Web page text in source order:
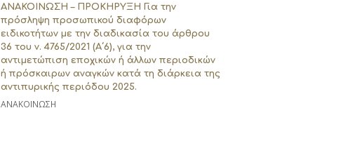
ΑΝΑΚΟΙΝΩΣΗ – ΠΡΟΚΗΡΥΞΗ Για την
πρόσληψη προσωπικού διαφόρων
ειδικοτήτων με την διαδικασία του άρθρου
36 του ν. 4765/2021 (Α΄6), για την
αντιμετώπιση εποχικών ή άλλων περιοδικών
ή πρόσκαιρων αναγκών κατά τη διάρκεια της
αντιπυρικής περιόδου 2025.
ΑΝΑΚΟΙΝΩΣΗ